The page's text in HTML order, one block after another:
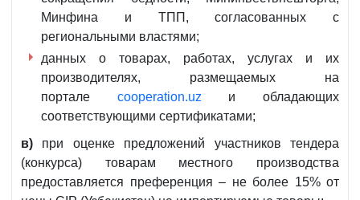
Минфина и ТПП, согласованных с
региональными властями;
данных о товарах, работах, услугах и их
производителях, размещаемых на
портале cooperation.uz и обладающих
соответствующими сертификатами;
в) при оценке предложений участников тендера
(конкурса) товарам местного производства
предоставляется преференция – не более 15% от